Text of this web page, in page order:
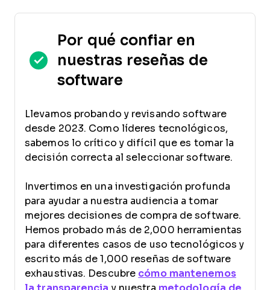
Por qué confiar en
nuestras reseñas de
software
Llevamos probando y revisando software
desde 2023. Como líderes tecnológicos,
sabemos lo crítico y difícil que es tomar la
decisión correcta al seleccionar software.
Invertimos en una investigación profunda
para ayudar a nuestra audiencia a tomar
mejores decisiones de compra de software.
Hemos probado más de 2,000 herramientas
para diferentes casos de uso tecnológicos y
escrito más de 1,000 reseñas de software
exhaustivas. Descubre cómo mantenemos
la transparencia y nuestra metodología de